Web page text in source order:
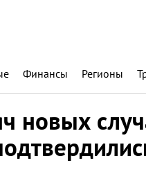
Финансы Регионы
новых